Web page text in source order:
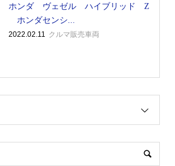
ホンダ ヴェゼル ハイブリッド Z
ホンダセンシ...
2022.02.11 クルマ販売車両